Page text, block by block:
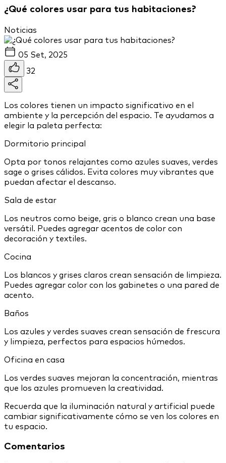
¿Qué colores usar para tus habitaciones?
Noticias
05 Set, 2025
32
Los colores tienen un impacto significativo en el
ambiente y la percepción del espacio. Te ayudamos a
elegir la paleta perfecta:
Dormitorio principal
Opta por tonos relajantes como azules suaves, verdes
sage o grises cálidos. Evita colores muy vibrantes que
puedan afectar el descanso.
Sala de estar
Los neutros como beige, gris o blanco crean una base
versátil. Puedes agregar acentos de color con
decoración y textiles.
Cocina
Los blancos y grises claros crean sensación de limpieza.
Puedes agregar color con los gabinetes o una pared de
acento.
Baños
Los azules y verdes suaves crean sensación de frescura
y limpieza, perfectos para espacios húmedos.
Oficina en casa
Los verdes suaves mejoran la concentración, mientras
que los azules promueven la creatividad.
Recuerda que la iluminación natural y artificial puede
cambiar significativamente cómo se ven los colores en
tu espacio.
Comentarios